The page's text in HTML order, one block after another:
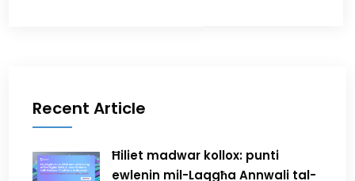
Recent Article
Ħiliet madwar kollox: punti
ewlenin mil-Laqgħa Annwali tal-